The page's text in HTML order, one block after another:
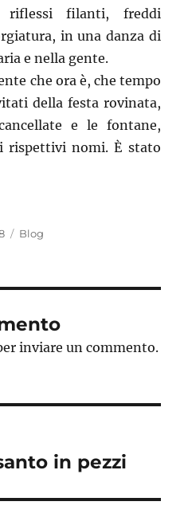
riflessi filanti, freddi
in una danza di
e nella gente.
che ora è, che tempo
della festa rovinata,
e le fontane,
rispettivi nomi. È stato
Categorie
Blog
inviare un commento.
in pezzi